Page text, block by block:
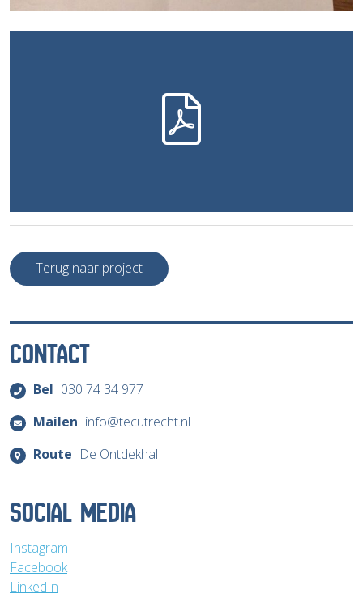
Terug naar project
CONTACT
Bel 030 74 34 977
Mailen info@tecutrecht.nl
Route De Ontdekhal
SOCIAL MEDIA
Instagram
Facebook
LinkedIn